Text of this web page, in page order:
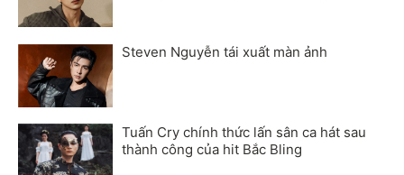
Steven Nguyễn tái xuất màn ảnh
Tuấn Cry chính thức lấn sân ca hát sau
thành công của hit Bắc Bling